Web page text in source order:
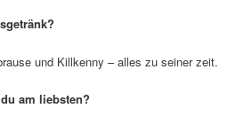
und Killkenny – alles zu seiner zeit.
am liebsten?